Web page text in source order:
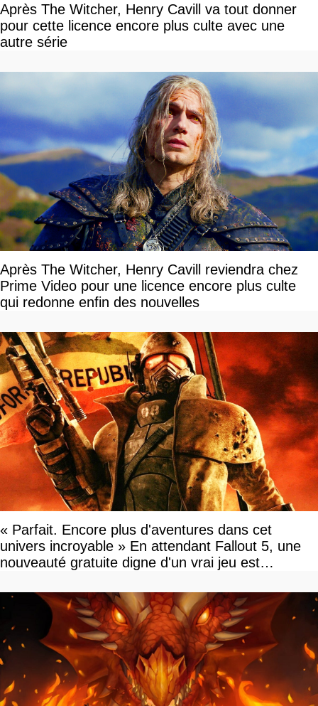
Après The Witcher, Henry Cavill va tout donner
pour cette licence encore plus culte avec une
autre série
Après The Witcher, Henry Cavill reviendra chez
Prime Video pour une licence encore plus culte
qui redonne enfin des nouvelles
« Parfait. Encore plus d'aventures dans cet
univers incroyable » En attendant Fallout 5, une
nouveauté gratuite digne d'un vrai jeu est